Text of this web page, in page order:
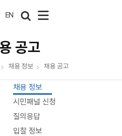
EN
공고
채용 정보 채용 공고
채용 정보
시민패널 신청
질의응답
입찰 정보